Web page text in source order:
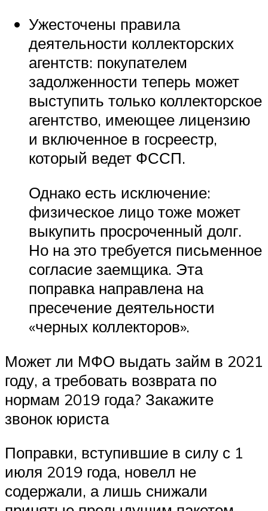
Ужесточены правила
деятельности коллекторских
агентств: покупателем
задолженности теперь может
выступить только коллекторское
агентство, имеющее лицензию
и включенное в госреестр,
который ведет ФССП.
Однако есть исключение:
физическое лицо тоже может
выкупить просроченный долг.
Но на это требуется письменное
согласие заемщика. Эта
поправка направлена на
пресечение деятельности
«черных коллекторов».
Может ли МФО выдать займ в 2021
году, а требовать возврата по
нормам 2019 года? Закажите
звонок юриста
Поправки, вступившие в силу с 1
июля 2019 года, новелл не
содержали, а лишь снижали